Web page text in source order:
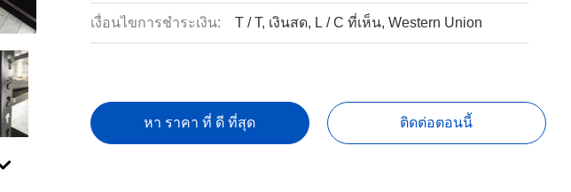
เงื่อนไขการชำระเงิน: T / T, เงินสด, L / C ที่เห็น, Western Union
หา ราคา ที่ ดี ที่สุด ติดต่อตอนนี้